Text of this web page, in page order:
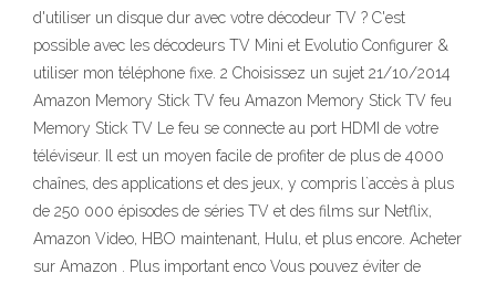
d'utiliser un disque dur avec votre décodeur TV ? C'est
possible avec les décodeurs TV Mini et Evolutio Configurer &
utiliser mon téléphone fixe. 2 Choisissez un sujet 21/10/2014
Amazon Memory Stick TV feu Amazon Memory Stick TV feu
Memory Stick TV Le feu se connecte au port HDMI de votre
téléviseur. Il est un moyen facile de profiter de plus de 4000
chaînes, des applications et des jeux, y compris l`accès à plus
de 250 000 épisodes de séries TV et des films sur Netflix,
Amazon Video, HBO maintenant, Hulu, et plus encore. Acheter
sur Amazon . Plus important enco Vous pouvez éviter de